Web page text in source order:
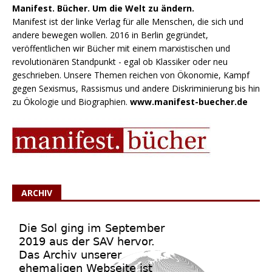
Manifest. Bücher. Um die Welt zu ändern.
Manifest ist der linke Verlag für alle Menschen, die sich und
andere bewegen wollen. 2016 in Berlin gegründet,
veröffentlichen wir Bücher mit einem marxistischen und
revolutionären Standpunkt - egal ob Klassiker oder neu
geschrieben. Unsere Themen reichen von Ökonomie, Kampf
gegen Sexismus, Rassismus und andere Diskriminierung bis hin
zu Ökologie und Biographien. www.manifest-buecher.de
ARCHIV